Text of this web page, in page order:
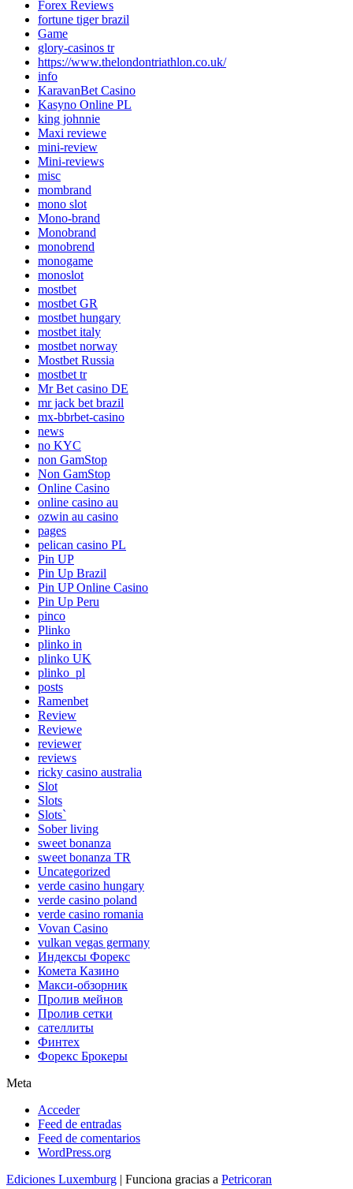
Forex Reviews
fortune tiger brazil
Game
glory-casinos tr
https://www.thelondontriathlon.co.uk/
info
KaravanBet Casino
Kasyno Online PL
king johnnie
Maxi reviewe
mini-review
Mini-reviews
misc
mombrand
mono slot
Mono-brand
Monobrand
monobrend
monogame
monoslot
mostbet
mostbet GR
mostbet hungary
mostbet italy
mostbet norway
Mostbet Russia
mostbet tr
Mr Bet casino DE
mr jack bet brazil
mx-bbrbet-casino
news
no KYC
non GamStop
Non GamStop
Online Casino
online casino au
ozwin au casino
pages
pelican casino PL
Pin UP
Pin Up Brazil
Pin UP Online Casino
Pin Up Peru
pinco
Plinko
plinko in
plinko UK
plinko_pl
posts
Ramenbet
Review
Reviewe
reviewer
reviews
ricky casino australia
Slot
Slots
Slots`
Sober living
sweet bonanza
sweet bonanza TR
Uncategorized
verde casino hungary
verde casino poland
verde casino romania
Vovan Casino
vulkan vegas germany
Индексы Форекс
Комета Казино
Макси-обзорник
Пролив мейнов
Пролив сетки
сателлиты
Финтех
Форекс Брокеры
Meta
Acceder
Feed de entradas
Feed de comentarios
WordPress.org
Ediciones Luxemburg | Funciona gracias a Petricoran